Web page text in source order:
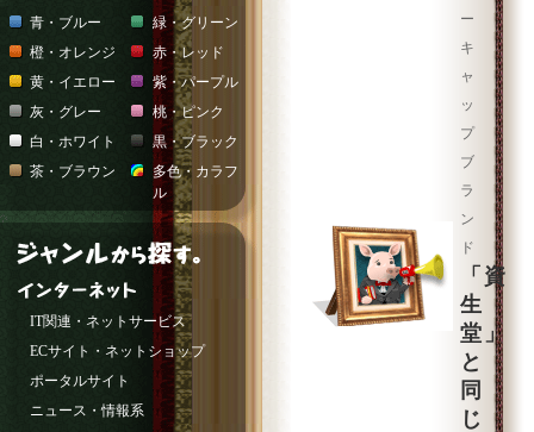
ー
キ
ャ
ッ
プ
ブ
ラ
ン
ド
「資
生
堂」
と
同
じ
青・ブルー
緑・グリーン
橙・オレンジ
赤・レッド
黄・イエロー
紫・パープル
灰・グレー
桃・ピンク
白・ホワイト
黒・ブラック
茶・ブラウン
多色・カラフ
ル
IT関連・ネットサービス
ECサイト・ネットショップ
ポータルサイト
ニュース・情報系